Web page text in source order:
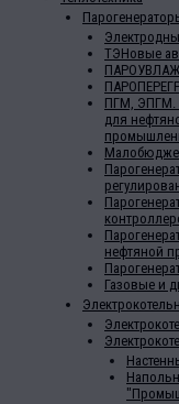
ТЭНовые
ПГМ, ЭПГМ.
для
нефтяной
Газовые и